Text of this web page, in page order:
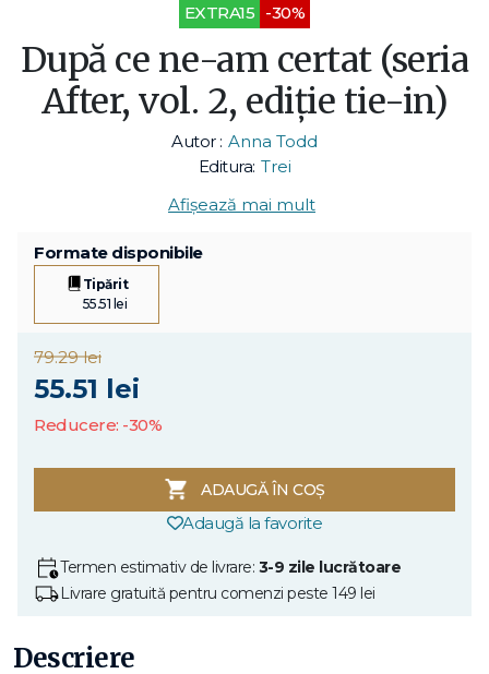
EXTRA15 -30%
După ce ne-am certat (seria
After, vol. 2, ediție tie-in)
Autor : Anna Todd
Editura: Trei
Afișează mai mult
Formate disponibile
Tipărit
55.51 lei
79.29 lei
55.51 lei
Reducere: -30%
ADAUGĂ ÎN COȘ
Adaugă la favorite
Termen estimativ de livrare: 3-9 zile lucrătoare
Livrare gratuită pentru comenzi peste 149 lei
Descriere